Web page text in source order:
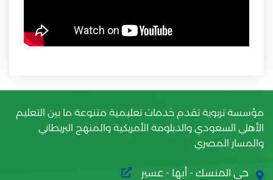
مؤسسة تربوية تقدم خدمات تعليمية متنوعة ما بين التعليم
الأهلي السعودي والدبلومة الأمريكية والمنهج البريطاني
والمسار المصري
حي المنسك - أبها - عسير